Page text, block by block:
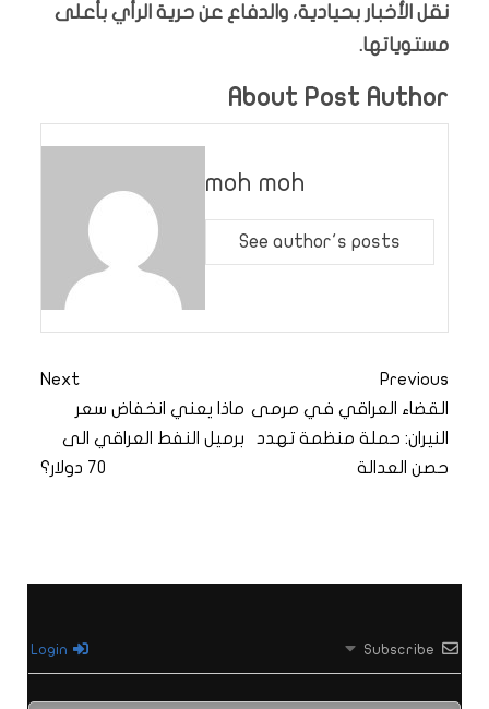
نقل الأخبار بحيادية، والدفاع عن حرية الرأي بأعلى
مستوياتها.
About Post Author
moh moh
See author's posts
Previous
القضاء العراقي في مرمى
النيران: حملة منظمة تهدد
حصن العدالة
Next
ماذا يعني انخفاض سعر
برميل النفط العراقي الى
70 دولار؟
Subscribe